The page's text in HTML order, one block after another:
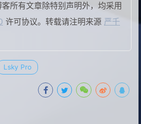
所有文章除特别声明外，均采用
许可协议。转载请注明来源 严千
Lsky Pro